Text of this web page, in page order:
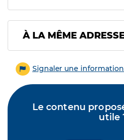
À LA MÊME
Signaler une
Le contenu
utile